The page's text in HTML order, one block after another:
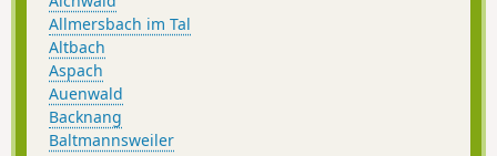
»hochgehwachsen« wieder dem Startpunkt zuneigt,
passiert man das Gelände des Naturtheaters, eine der
ältesten und größten Freilichtbühnen Baden
Württembergs.
Allmersbach im Tal
Altbach
Aspach
Auenwald
Backnang
Baltmannsweiler